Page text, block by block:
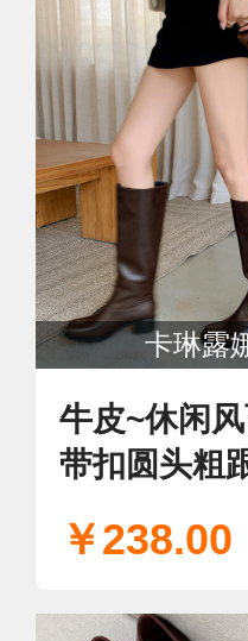
卡琳露
牛皮~休闲
带扣圆头粗
￥238.00